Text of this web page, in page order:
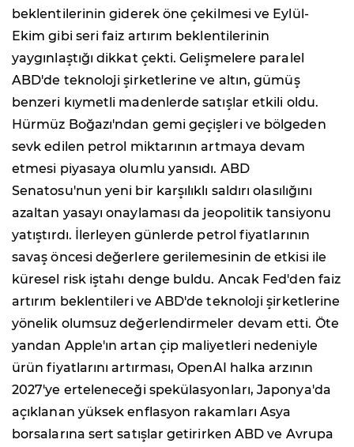
beklentilerinin giderek öne çekilmesi ve Eylül-
Ekim gibi seri faiz artırım beklentilerinin
yaygınlaştığı dikkat çekti. Gelişmelere paralel
ABD'de teknoloji şirketlerine ve altın, gümüş
benzeri kıymetli madenlerde satışlar etkili oldu.
Hürmüz Boğazı'ndan gemi geçişleri ve bölgeden
sevk edilen petrol miktarının artmaya devam
etmesi piyasaya olumlu yansıdı. ABD
Senatosu'nun yeni bir karşılıklı saldırı olasılığını
azaltan yasayı onaylaması da jeopolitik tansiyonu
yatıştırdı. İlerleyen günlerde petrol fiyatlarının
savaş öncesi değerlere gerilemesinin de etkisi ile
küresel risk iştahı denge buldu. Ancak Fed'den faiz
artırım beklentileri ve ABD'de teknoloji şirketlerine
yönelik olumsuz değerlendirmeler devam etti. Öte
yandan Apple'ın artan çip maliyetleri nedeniyle
ürün fiyatlarını artırması, OpenAI halka arzının
2027'ye erteleneceği spekülasyonları, Japonya'da
açıklanan yüksek enflasyon rakamları Asya
borsalarına sert satışlar getirirken ABD ve Avrupa